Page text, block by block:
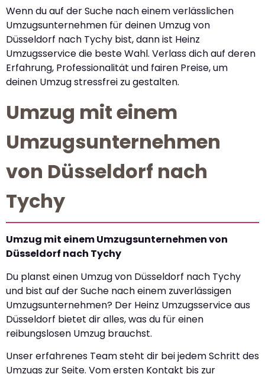
Wenn du auf der Suche nach einem verlässlichen
Umzugsunternehmen für deinen Umzug von
Düsseldorf nach Tychy bist, dann ist Heinz
Umzugsservice die beste Wahl. Verlass dich auf deren
Erfahrung, Professionalität und fairen Preise, um
deinen Umzug stressfrei zu gestalten.
Umzug mit einem
Umzugsunternehmen
von Düsseldorf nach
Tychy
Umzug mit einem Umzugsunternehmen von
Düsseldorf nach Tychy
Du planst einen Umzug von Düsseldorf nach Tychy
und bist auf der Suche nach einem zuverlässigen
Umzugsunternehmen? Der Heinz Umzugsservice aus
Düsseldorf bietet dir alles, was du für einen
reibungslosen Umzug brauchst.
Unser erfahrenes Team steht dir bei jedem Schritt des
Umzugs zur Seite. Vom ersten Kontakt bis zur